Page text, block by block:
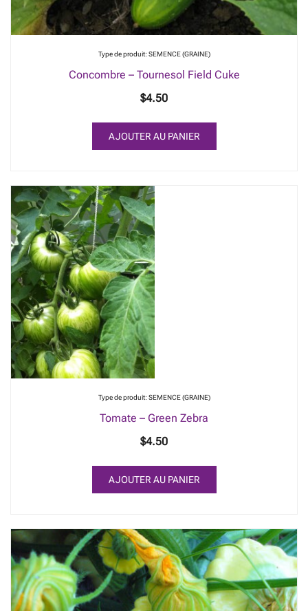
Type de produit: SEMENCE (GRAINE)
Concombre – Tournesol Field Cuke
$4.50
AJOUTER AU PANIER
Type de produit: SEMENCE (GRAINE)
Tomate – Green Zebra
$4.50
AJOUTER AU PANIER